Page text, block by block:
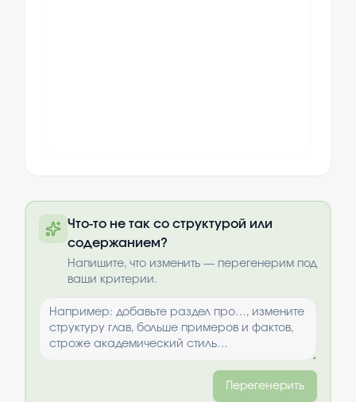
оплаты
Что-то не так со структурой или
содержанием?
Напишите, что изменить — перегенерим под
ваши критерии.
Перегенерить